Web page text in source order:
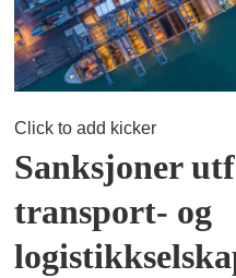
Click to add kicker
Sanksjoner
transport- og